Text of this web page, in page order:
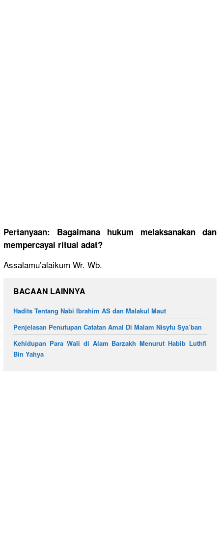
Pertanyaan: Bagaimana hukum melaksanakan dan
mempercayai ritual adat?
Assalamu’alaikum Wr. Wb.
BACAAN LAINNYA
Hadits Tentang Nabi Ibrahim AS dan Malakul Maut
Penjelasan Penutupan Catatan Amal Di Malam Nisyfu Sya’ban
Kehidupan Para Wali di Alam Barzakh Menurut Habib Luthfi
Bin Yahya